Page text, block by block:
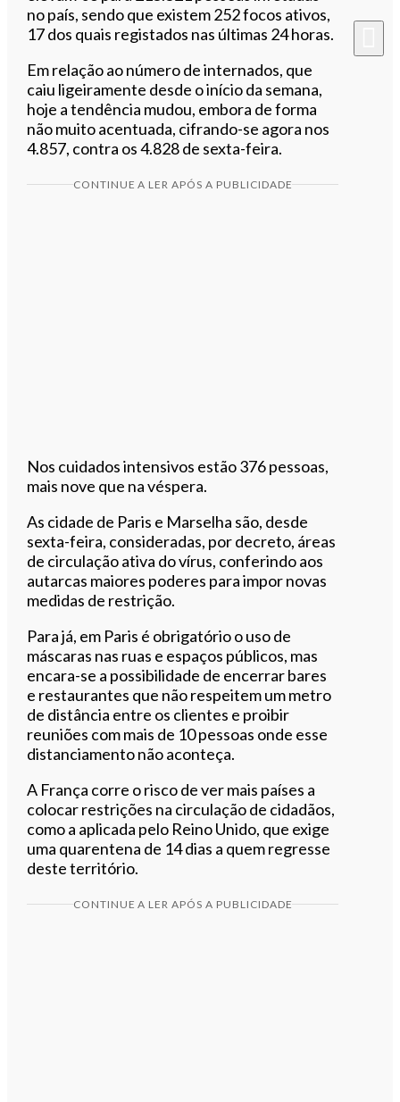
no país, sendo que existem 252 focos ativos,
17 dos quais registados nas últimas 24 horas.
Em relação ao número de internados, que
caiu ligeiramente desde o início da semana,
hoje a tendência mudou, embora de forma
não muito acentuada, cifrando-se agora nos
4.857, contra os 4.828 de sexta-feira.
CONTINUE A LER APÓS A PUBLICIDADE
Nos cuidados intensivos estão 376 pessoas,
mais nove que na véspera.
As cidade de Paris e Marselha são, desde
sexta-feira, consideradas, por decreto, áreas
de circulação ativa do vírus, conferindo aos
autarcas maiores poderes para impor novas
medidas de restrição.
Para já, em Paris é obrigatório o uso de
máscaras nas ruas e espaços públicos, mas
encara-se a possibilidade de encerrar bares
e restaurantes que não respeitem um metro
de distância entre os clientes e proibir
reuniões com mais de 10 pessoas onde esse
distanciamento não aconteça.
A França corre o risco de ver mais países a
colocar restrições na circulação de cidadãos,
como a aplicada pelo Reino Unido, que exige
uma quarentena de 14 dias a quem regresse
deste território.
CONTINUE A LER APÓS A PUBLICIDADE